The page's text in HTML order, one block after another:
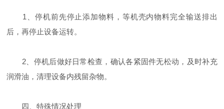
1、停机前先停止添加物料，等机壳内物料完全输送排出
后，再停止设备运转。
2、停机后做好日常检查，确认各紧固件无松动，及时补充
润滑油，清理设备内残留杂物。
四、特殊情况处理